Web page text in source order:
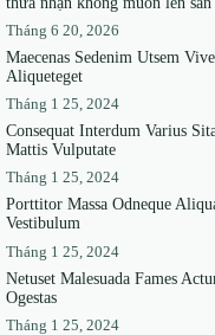
Tháng 6 20, 2026
Maecenas Sedenim Utsem
Aliqueteget
Tháng 1 25, 2024
Consequat Interdum Varius
Mattis Vulputate
Tháng 1 25, 2024
Porttitor Massa Odneque
Vestibulum
Tháng 1 25, 2024
Netuset Malesuada Fames
Ogestas
Tháng 1 25, 2024